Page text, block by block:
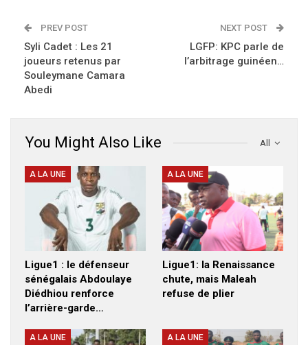
PREV POST
Syli Cadet : Les 21
joueurs retenus par
Souleymane Camara
Abedi
NEXT POST
LGFP: KPC parle de
l’arbitrage guinéen…
All
You Might Also Like
A LA UNE
Ligue1 : le défenseur
sénégalais Abdoulaye
Diédhiou renforce
l’arrière-garde…
A LA UNE
Ligue1: la Renaissance
chute, mais Maleah
refuse de plier
A LA UNE A LA UNE